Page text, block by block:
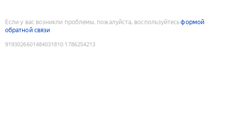
Если у вас возникли проблемы, пожалуйста, воспользуйтесьформой
обратной связи
9193026601484031810:1786254213